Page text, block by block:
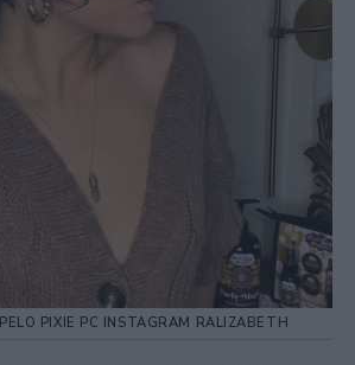
PIXIE PC INSTAGRAM RALIZABETH